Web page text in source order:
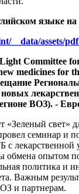
языке
__data/assets/
Committee
medicines for
ВОЗ). -
«Зеленый свет»
семинар и
с
обмена опытом
политика и
Важным
и партнерам.